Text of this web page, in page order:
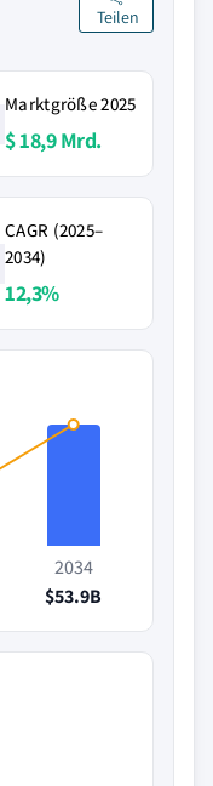
Teilen
Marktgröße 2025
$ 18,9 Mrd.
CAGR (2025–
2034)
12,3%
2034
$53.9B